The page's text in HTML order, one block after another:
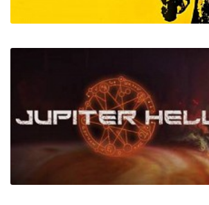
How to Survive 2